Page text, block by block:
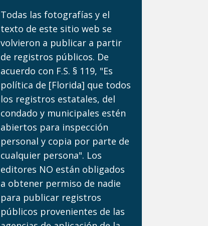
Todas las fotografías y el
texto de este sitio web se
volvieron a publicar a partir
de registros públicos. De
acuerdo con F.S. § 119, "Es
política de [Florida] que todos
los registros estatales, del
condado y municipales estén
abiertos para inspección
personal y copia por parte de
cualquier persona". Los
editores NO están obligados
a obtener permiso de nadie
para publicar registros
públicos provenientes de las